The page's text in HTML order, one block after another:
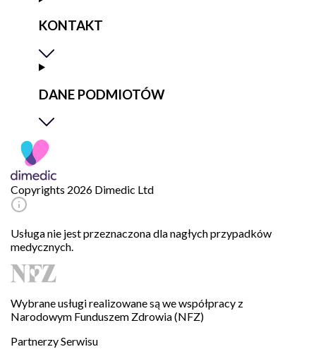
KONTAKT
DANE PODMIOTÓW
Copyrights 2026 Dimedic Ltd
Usługa nie jest przeznaczona dla nagłych przypadków
medycznych.
Wybrane usługi realizowane są we współpracy z
Narodowym Funduszem Zdrowia (NFZ)
Partnerzy Serwisu